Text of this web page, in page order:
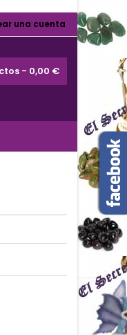
una cuenta
- 0,00 €